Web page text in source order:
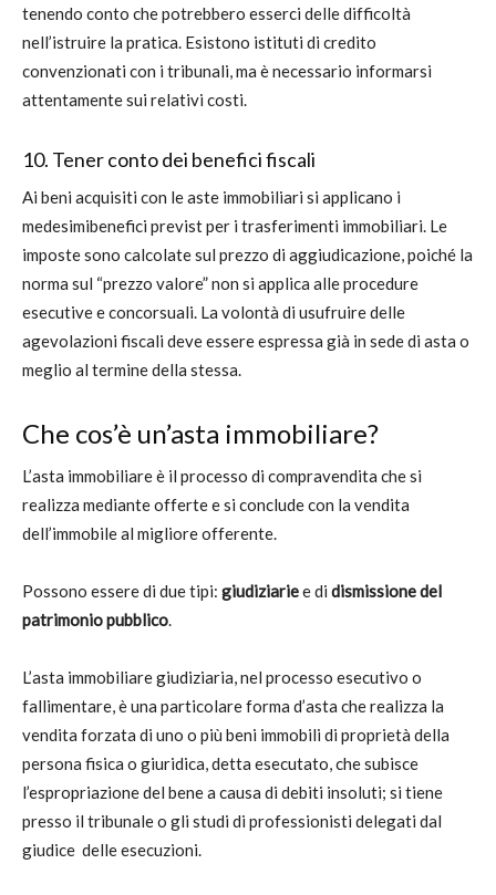
tenendo conto che potrebbero esserci delle difficoltà
nell’istruire la pratica. Esistono istituti di credito
convenzionati con i tribunali, ma è necessario informarsi
attentamente sui relativi costi.
10. Tener conto dei benefici fiscali
Ai beni acquisiti con le aste immobiliari si applicano i
medesimibenefici previst per i trasferimenti immobiliari. Le
imposte sono calcolate sul prezzo di aggiudicazione, poiché la
norma sul “prezzo valore” non si applica alle procedure
esecutive e concorsuali. La volontà di usufruire delle
agevolazioni fiscali deve essere espressa già in sede di asta o
meglio al termine della stessa.
Che cos’è un’asta immobiliare?
L’asta immobiliare è il processo di compravendita che si
realizza mediante offerte e si conclude con la vendita
dell’immobile al migliore offerente.
Possono essere di due tipi: giudiziariee di dismissione del
patrimonio pubblico.
L’asta immobiliare giudiziaria, nel processo esecutivo o
fallimentare, è una particolare forma d’asta che realizza la
vendita forzata di uno o più beni immobili di proprietà della
persona fisica o giuridica, detta esecutato, che subisce
l’espropriazione del bene a causa di debiti insoluti; si tiene
presso il tribunale o gli studi di professionisti delegati dal
giudice delle esecuzioni.